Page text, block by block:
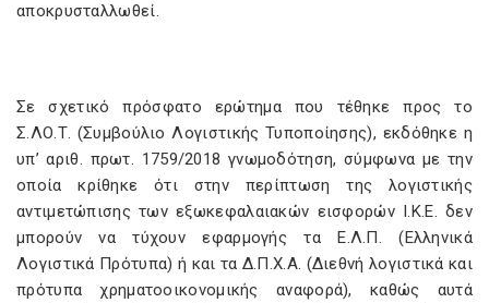
αποκρυσταλλωθεί.
Σε σχετικό πρόσφατο ερώτημα που τέθηκε προς το
Σ.ΛΟ.Τ. (Συμβούλιο Λογιστικής Τυποποίησης), εκδόθηκε η
υπ’ αριθ. πρωτ. 1759/2018 γνωμοδότηση, σύμφωνα με την
οποία κρίθηκε ότι στην περίπτωση της λογιστικής
αντιμετώπισης των εξωκεφαλαιακών εισφορών Ι.Κ.Ε. δεν
μπορούν να τύχουν εφαρμογής τα Ε.Λ.Π. (Ελληνικά
Λογιστικά Πρότυπα) ή και τα Δ.Π.Χ.Α. (Διεθνή λογιστικά και
πρότυπα χρηματοοικονομικής αναφορά), καθώς αυτά